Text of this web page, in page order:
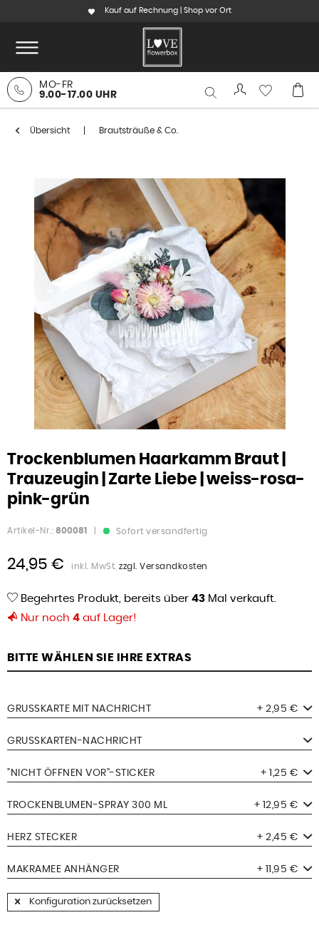
Kauf auf Rechnung | Shop vor Ort
MO-FR
9.00-17.00 UHR
Übersicht Brautsträuße & Co.
Trockenblumen Haarkamm Braut |
Trauzeugin | Zarte Liebe | weiss-rosa-
pink-grün
Artikel-Nr.: 800081 Sofort versandfertig
24,95 € inkl. MwSt. zzgl. Versandkosten
Begehrtes Produkt, bereits über 43 Mal verkauft.
Nur noch 4 auf Lager!
BITTE WÄHLEN SIE IHRE EXTRAS
GRUSSKARTE MIT NACHRICHT + 2,95 €
GRUSSKARTEN-NACHRICHT
"NICHT ÖFFNEN VOR"-STICKER + 1,25 €
TROCKENBLUMEN-SPRAY 300 ML + 12,95 €
HERZ STECKER + 2,45 €
MAKRAMEE ANHÄNGER + 11,95 €
Konfiguration zurücksetzen